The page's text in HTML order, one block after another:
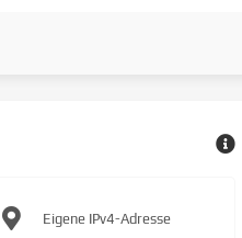
Eigene IPv4-Adresse